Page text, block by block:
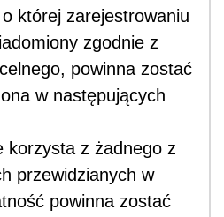
której zarejestrowaniu
zgodnie z
powinna zostać
w następujących
korzysta z żadnego z
przewidzianych w
powinna zostać